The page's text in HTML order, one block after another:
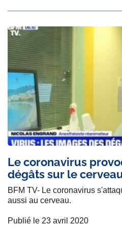
Le coronavirus
dégâts sur le
BFM TV- Le coronavirus
aussi au cerveau.
Publié le 23 avril 2020